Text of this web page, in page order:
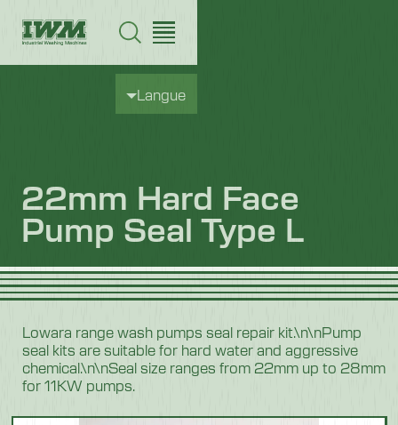
Langue
22mm Hard Face
Pump Seal Type L
Lowara range wash pumps seal repair kit.\n\nPump
seal kits are suitable for hard water and aggressive
chemical.\n\nSeal size ranges from 22mm up to 28mm
for 11KW pumps.